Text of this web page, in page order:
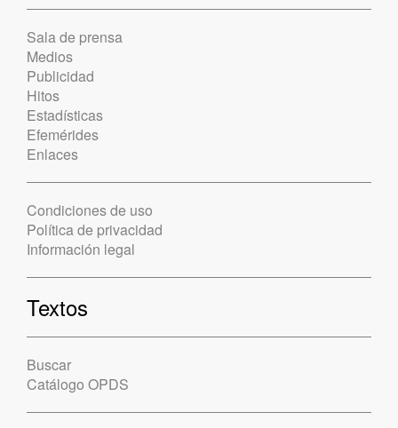
Sala de prensa
Medios
Publicidad
Hitos
Estadísticas
Efemérides
Enlaces
Condiciones de uso
Política de privacidad
Información legal
Textos
Buscar
Catálogo OPDS